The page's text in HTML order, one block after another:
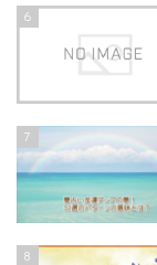
6
7
8